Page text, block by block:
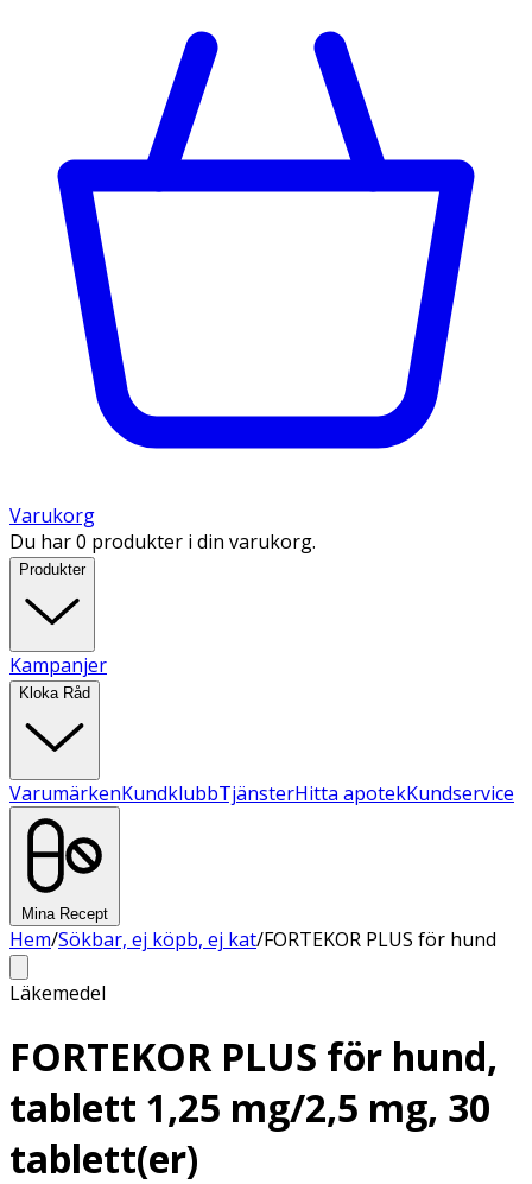
Varukorg
Du har 0 produkter i din varukorg.
Produkter
Kampanjer
Kloka Råd
VarumärkenKundklubbTjänsterHitta apotekKundservice
Mina Recept
Hem/Sökbar, ej köpb, ej kat/FORTEKOR PLUS för hund
Läkemedel
FORTEKOR PLUS för hund,
tablett 1,25 mg/2,5 mg, 30
tablett(er)